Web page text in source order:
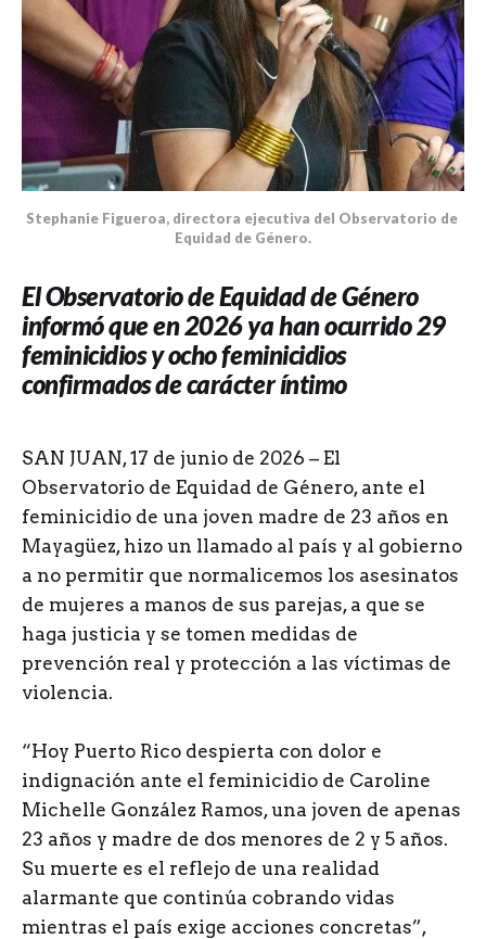
Stephanie Figueroa, directora ejecutiva del Observatorio de
Equidad de Género.
El Observatorio de Equidad de Género
informó que en 2026 ya han ocurrido 29
feminicidios y ocho feminicidios
confirmados de carácter íntimo
SAN JUAN, 17 de junio de 2026 – El
Observatorio de Equidad de Género, ante el
feminicidio de una joven madre de 23 años en
Mayagüez, hizo un llamado al país y al gobierno
a no permitir que normalicemos los asesinatos
de mujeres a manos de sus parejas, a que se
haga justicia y se tomen medidas de
prevención real y protección a las víctimas de
violencia.
“Hoy Puerto Rico despierta con dolor e
indignación ante el feminicidio de Caroline
Michelle González Ramos, una joven de apenas
23 años y madre de dos menores de 2 y 5 años.
Su muerte es el reflejo de una realidad
alarmante que continúa cobrando vidas
mientras el país exige acciones concretas”,